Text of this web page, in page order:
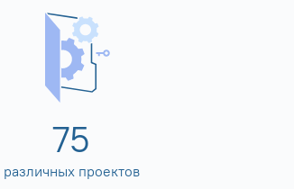
80
различных проектов